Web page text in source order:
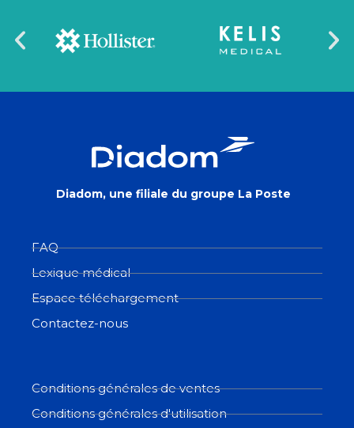
Diadom, une filiale du groupe La Poste
FAQ
Lexique médical
Espace téléchargement
Contactez-nous
Conditions générales de ventes
Conditions générales d'utilisation